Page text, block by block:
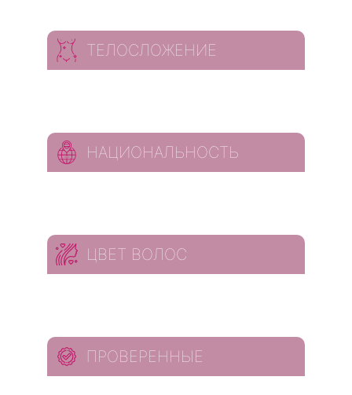
ТЕЛОСЛОЖЕНИЕ
НАЦИОНАЛЬНОСТЬ
ЦВЕТ ВОЛОС
ПРОВЕРЕННЫЕ